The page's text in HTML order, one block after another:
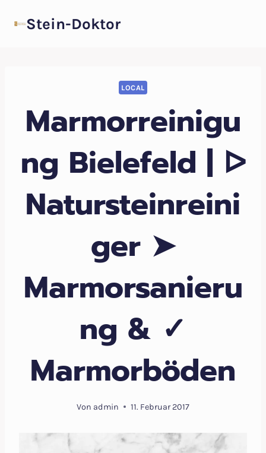
InhaltStein-Doktor
LOCAL
Marmorreinigu
ng Bielefeld | ᐅ
Natursteinreini
ger ➤
Marmorsanieru
ng & ✓
Marmorböden
Von admin 11. Februar 2017